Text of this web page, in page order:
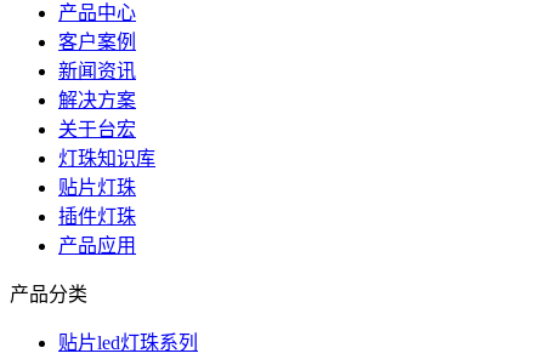
产品中心
客户案例
新闻资讯
解决方案
关于台宏
灯珠知识库
贴片灯珠
插件灯珠
产品应用
产品分类
贴片led灯珠系列